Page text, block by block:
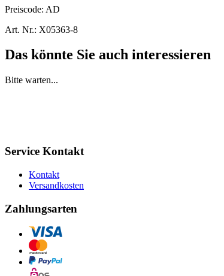
Preiscode: AD
Art. Nr.: X05363-8
Das könnte Sie auch interessieren
Bitte warten...
Service Kontakt
Kontakt
Versandkosten
Zahlungsarten